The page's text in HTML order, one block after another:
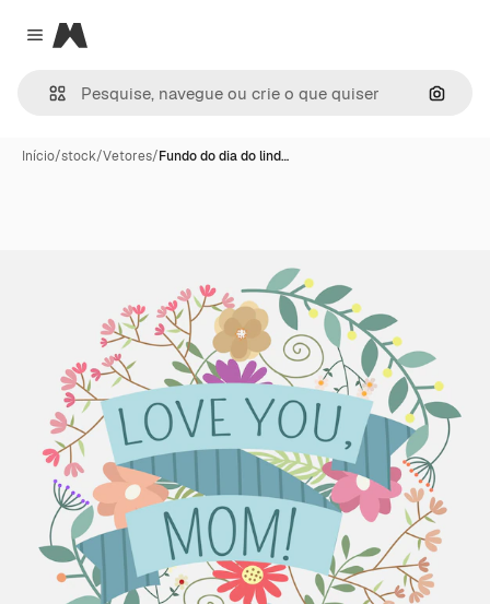
Close menu
Magnific
Início/stock/Vetores/Fundo do dia do lind…